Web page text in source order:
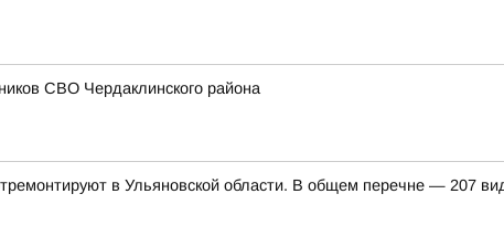
СВО Чердаклинского района
в Ульяновской области. В общем перечне — 207